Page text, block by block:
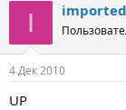
I
4 Дек 2010
UP